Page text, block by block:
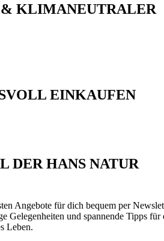
KLIMANEUTRALER
EINKAUFEN
DER HANS NATUR
Angebote für dich bequem per
Gelegenheiten und spannende Tipps für
Leben.